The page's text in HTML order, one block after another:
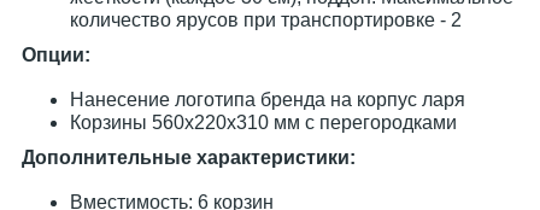
количество ярусов при транспортировке - 2
Опции:
Нанесение логотипа бренда на корпус ларя
Корзины 560х220х310 мм с перегородками
Дополнительные характеристики:
Вместимость: 6 корзин